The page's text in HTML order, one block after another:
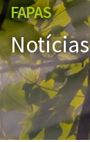
FAPAS
Notícias